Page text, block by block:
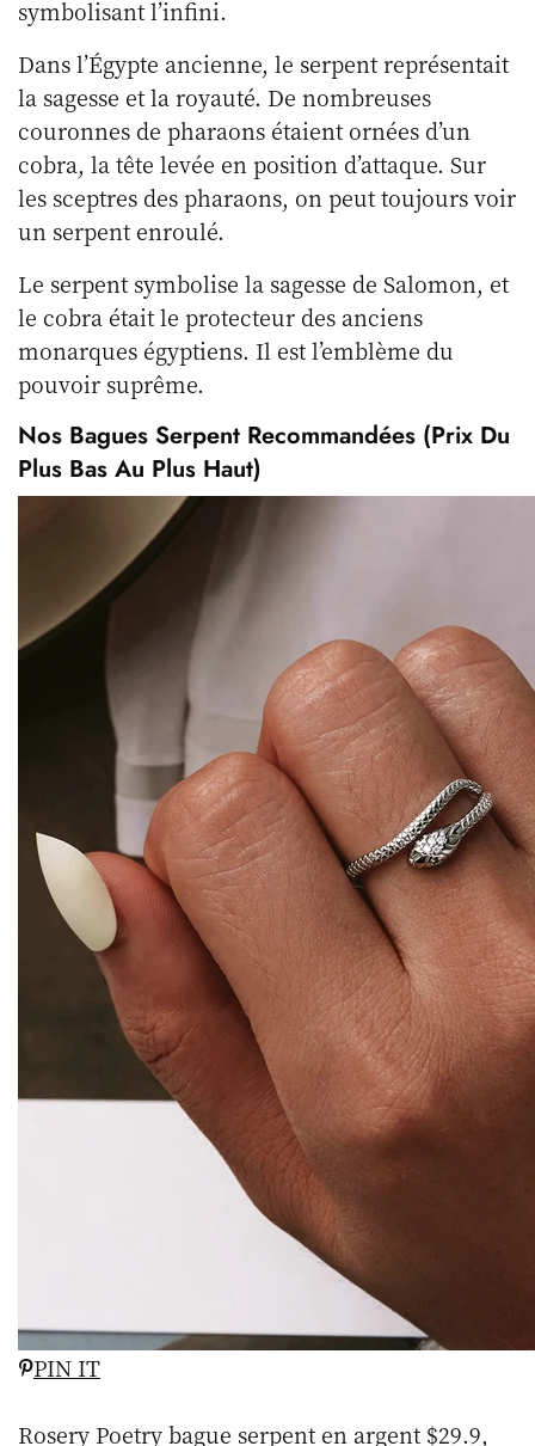
symbolisant l’infini.
Dans l’Égypte ancienne, le serpent représentait
la sagesse et la royauté. De nombreuses
couronnes de pharaons étaient ornées d’un
cobra, la tête levée en position d’attaque. Sur
les sceptres des pharaons, on peut toujours voir
un serpent enroulé.
Le serpent symbolise la sagesse de Salomon, et
le cobra était le protecteur des anciens
monarques égyptiens. Il est l’emblème du
pouvoir suprême.
Nos Bagues Serpent Recommandées (prix Du
Plus Bas Au Plus Haut)
PIN IT
Rosery Poetry bague serpent en argent $29.9,